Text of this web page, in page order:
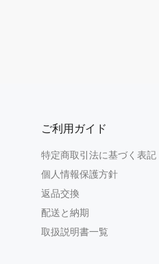
ご利用ガイド
特定商取引法に基づく表記
個人情報保護方針
返品交換
配送と納期
取扱説明書一覧